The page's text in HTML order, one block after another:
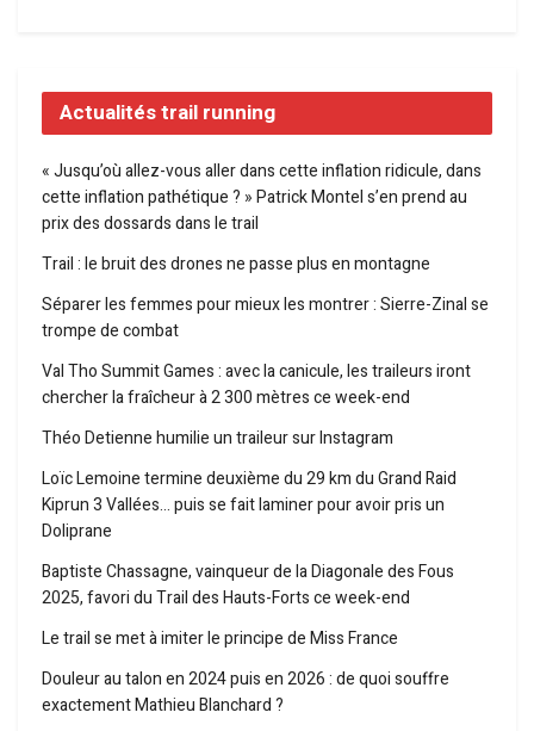
Actualités trail running
« Jusqu’où allez-vous aller dans cette inflation ridicule, dans
cette inflation pathétique ? » Patrick Montel s’en prend au
prix des dossards dans le trail
Trail : le bruit des drones ne passe plus en montagne
Séparer les femmes pour mieux les montrer : Sierre-Zinal se
trompe de combat
Val Tho Summit Games : avec la canicule, les traileurs iront
chercher la fraîcheur à 2 300 mètres ce week-end
Théo Detienne humilie un traileur sur Instagram
Loïc Lemoine termine deuxième du 29 km du Grand Raid
Kiprun 3 Vallées… puis se fait laminer pour avoir pris un
Doliprane
Baptiste Chassagne, vainqueur de la Diagonale des Fous
2025, favori du Trail des Hauts-Forts ce week-end
Le trail se met à imiter le principe de Miss France
Douleur au talon en 2024 puis en 2026 : de quoi souffre
exactement Mathieu Blanchard ?